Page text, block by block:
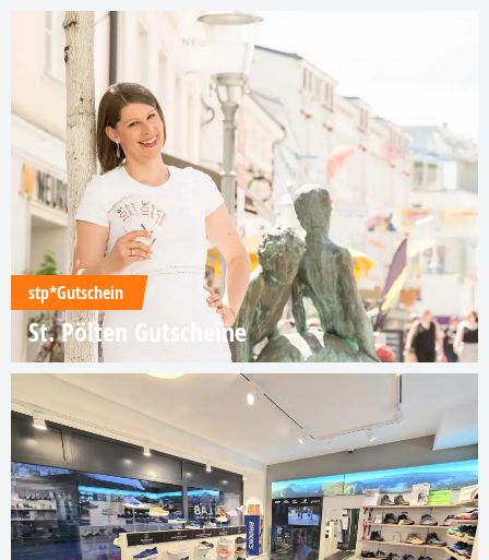
stp*Gutschein
St. Pölten Gutscheine